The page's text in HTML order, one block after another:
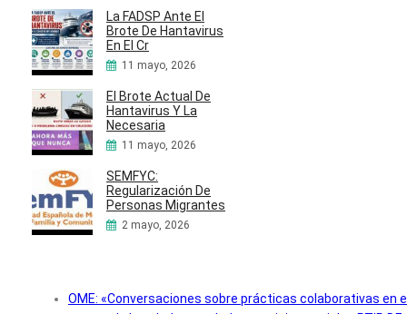
La FADSP Ante El
Brote De Hantavirus
En El Cr
11 mayo, 2026
El Brote Actual De
Hantavirus Y La
Necesaria
11 mayo, 2026
SEMFYC:
Regularización De
Personas Migrantes
2 mayo, 2026
OME: «Conversaciones sobre prácticas colaborativas en